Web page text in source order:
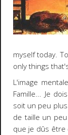
myself today.
only things
L'image
Famille... Je
soit un peu
de taille un
que je dûs être